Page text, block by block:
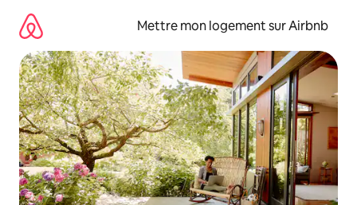
directement
contenu
Mettre mon logement sur Airbnb